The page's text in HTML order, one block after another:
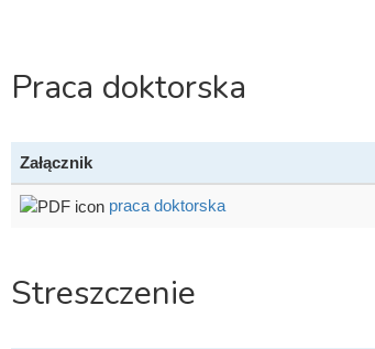
Praca doktorska
Załącznik
praca doktorska
Streszczenie